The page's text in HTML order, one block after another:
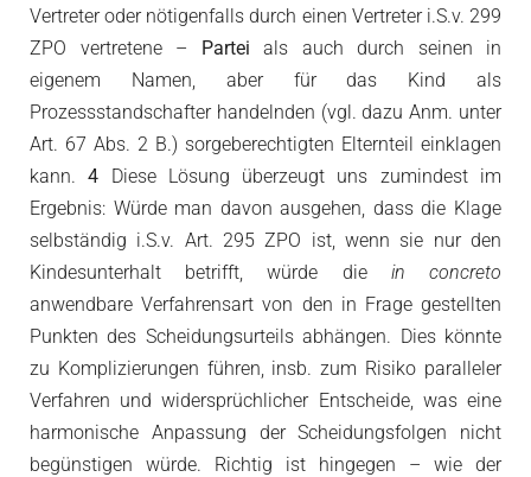
Vertreter oder nötigenfalls durch einen Vertreter i.S.v. 299
ZPO vertretene – Partei als auch durch seinen in
eigenem Namen, aber für das Kind als
Prozessstandschafter handelnden (vgl. dazu Anm. unter
Art. 67 Abs. 2 B.) sorgeberechtigten Elternteil einklagen
kann.4 Diese Lösung überzeugt uns zumindest im
Ergebnis: Würde man davon ausgehen, dass die Klage
selbständig i.S.v. Art. 295 ZPO ist, wenn sie nur den
Kindesunterhalt betrifft, würde die in concreto
anwendbare Verfahrensart von den in Frage gestellten
Punkten des Scheidungsurteils abhängen. Dies könnte
zu Komplizierungen führen, insb. zum Risiko paralleler
Verfahren und widersprüchlicher Entscheide, was eine
harmonische Anpassung der Scheidungsfolgen nicht
begünstigen würde. Richtig ist hingegen – wie der